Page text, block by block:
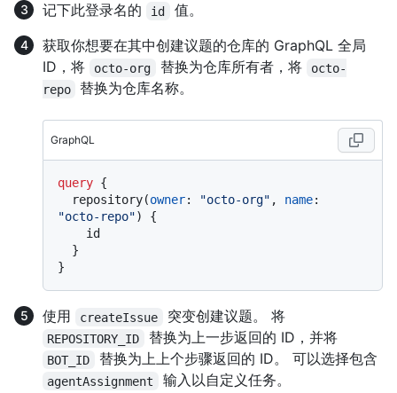
记下此登录名的
id
值。
获取你想要在其中创建议题的仓库的 GraphQL 全局
ID，将
octo-org 替换为仓库所有者，将
octo-
repo
替换为仓库名称。
GraphQL
query {
  repository
(owner: "octo-org" , name:
"octo-repo")
{
}
}
使用 createIssue 突变创建议题。 将
REPOSITORY_ID 替换为上一步返回的 ID，并将
BOT_ID 替换为上上个步骤返回的 ID。 可以选择包含
agentAssignment 输入以自定义任务。